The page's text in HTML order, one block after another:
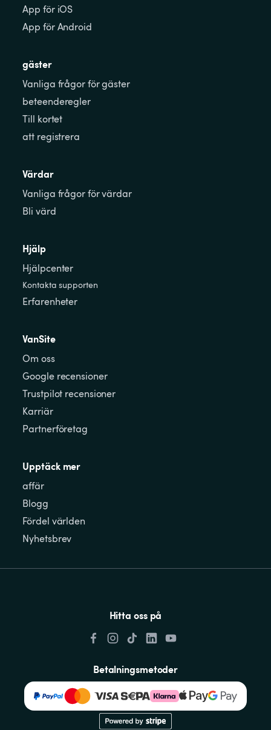
App för iOS
App för Android
gäster
Vanliga frågor för gäster
beteenderegler
Till kortet
att registrera
Värdar
Vanliga frågor för värdar
Bli värd
Hjälp
Hjälpcenter
Kontakta supporten
Erfarenheter
VanSite
Om oss
Google recensioner
Trustpilot recensioner
Karriär
Partnerföretag
Upptäck mer
affär
Blogg
Fördel världen
Nyhetsbrev
Hitta oss på
Betalningsmetoder